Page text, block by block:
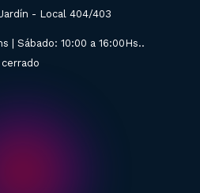
- Local 404/403
| Sábado: 10:00 a 16:00Hs..